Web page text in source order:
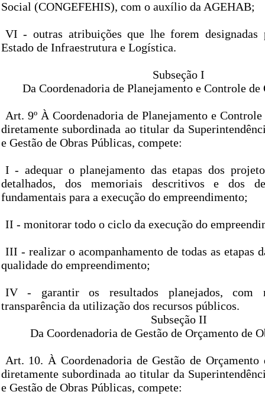
Social (CONGEFEHIS), com o auxílio da AGEHAB;
VI - outras atribuições que lhe forem designadas
Estado de Infraestrutura e Logística.
Subseção I
Da Coordenadoria de Planejamento e Controle de
Art. 9º À Coordenadoria de Planejamento e
diretamente subordinada ao titular da
e Gestão de Obras Públicas, compete:
I - adequar o planejamento das etapas dos
detalhados, dos memoriais descritivos e dos
fundamentais para a execução do empreendimento;
II - monitorar todo o ciclo da execução do
III - realizar o acompanhamento de todas as etapas
qualidade do empreendimento;
IV - garantir os resultados planejados, com
transparência da utilização dos recursos públicos.
Subseção II
Da Coordenadoria de Gestão de Orçamento de
Art. 10. À Coordenadoria de Gestão de Orçamento
diretamente subordinada ao titular da
e Gestão de Obras Públicas, compete: